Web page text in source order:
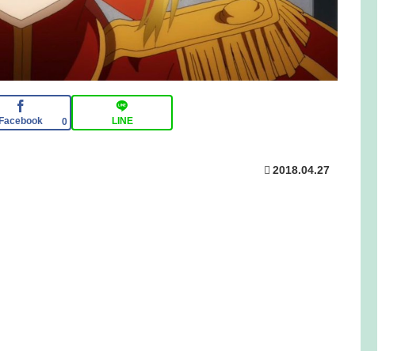
0 LINE
2018.04.27